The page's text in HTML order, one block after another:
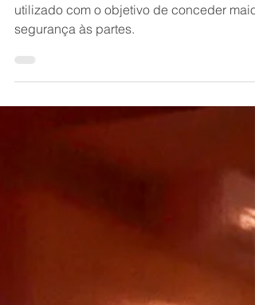
contrato definitivo?
utilizado com o objetivo de conceder maior
segurança às partes.